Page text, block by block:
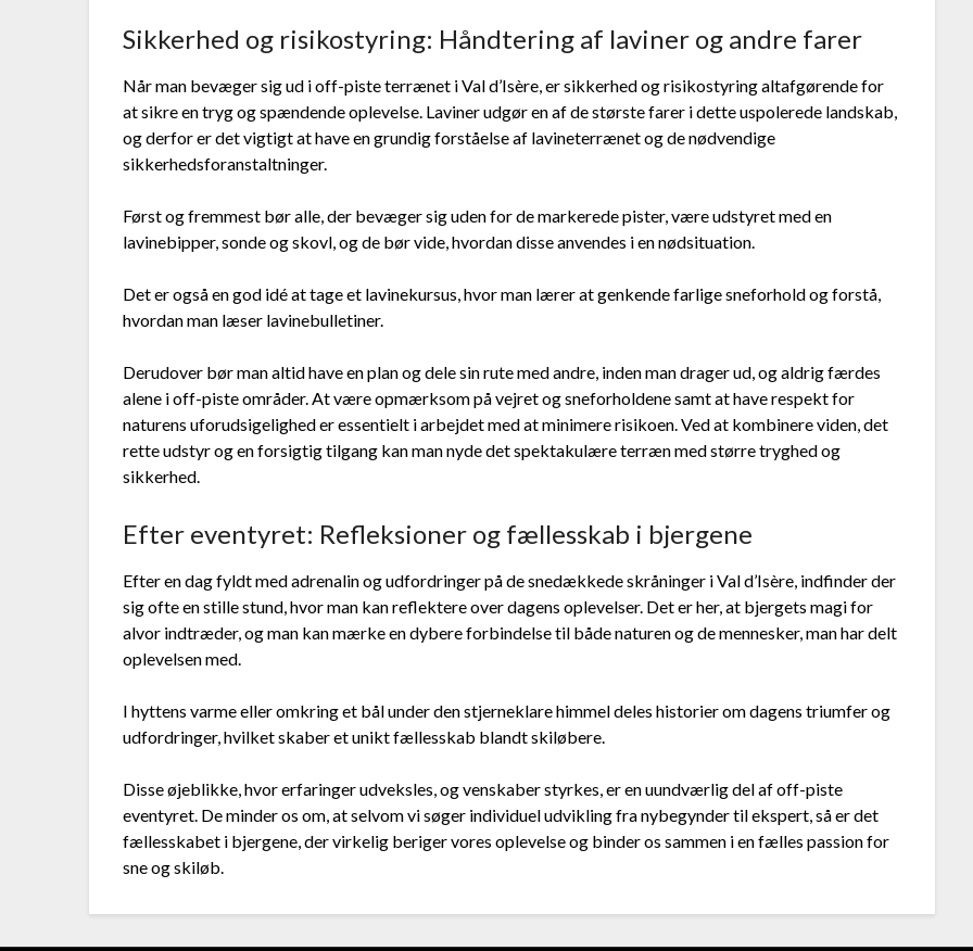
Sikkerhed og risikostyring: Håndtering af laviner og andre farer
Når man bevæger sig ud i off-piste terrænet i Val d’Isère, er sikkerhed og risikostyring altafgørende for
at sikre en tryg og spændende oplevelse. Laviner udgør en af de største farer i dette uspolerede landskab,
og derfor er det vigtigt at have en grundig forståelse af lavineterrænet og de nødvendige
sikkerhedsforanstaltninger.
Først og fremmest bør alle, der bevæger sig uden for de markerede pister, være udstyret med en
lavinebipper, sonde og skovl, og de bør vide, hvordan disse anvendes i en nødsituation.
Det er også en god idé at tage et lavinekursus, hvor man lærer at genkende farlige sneforhold og forstå,
hvordan man læser lavinebulletiner.
Derudover bør man altid have en plan og dele sin rute med andre, inden man drager ud, og aldrig færdes
alene i off-piste områder. At være opmærksom på vejret og sneforholdene samt at have respekt for
naturens uforudsigelighed er essentielt i arbejdet med at minimere risikoen. Ved at kombinere viden, det
rette udstyr og en forsigtig tilgang kan man nyde det spektakulære terræn med større tryghed og
sikkerhed.
Efter eventyret: Refleksioner og fællesskab i bjergene
Efter en dag fyldt med adrenalin og udfordringer på de snedækkede skråninger i Val d’Isère, indfinder der
sig ofte en stille stund, hvor man kan reflektere over dagens oplevelser. Det er her, at bjergets magi for
alvor indtræder, og man kan mærke en dybere forbindelse til både naturen og de mennesker, man har delt
oplevelsen med.
I hyttens varme eller omkring et bål under den stjerneklare himmel deles historier om dagens triumfer og
udfordringer, hvilket skaber et unikt fællesskab blandt skiløbere.
Disse øjeblikke, hvor erfaringer udveksles, og venskaber styrkes, er en uundværlig del af off-piste
eventyret. De minder os om, at selvom vi søger individuel udvikling fra nybegynder til ekspert, så er det
fællesskabet i bjergene, der virkelig beriger vores oplevelse og binder os sammen i en fælles passion for
sne og skiløb.